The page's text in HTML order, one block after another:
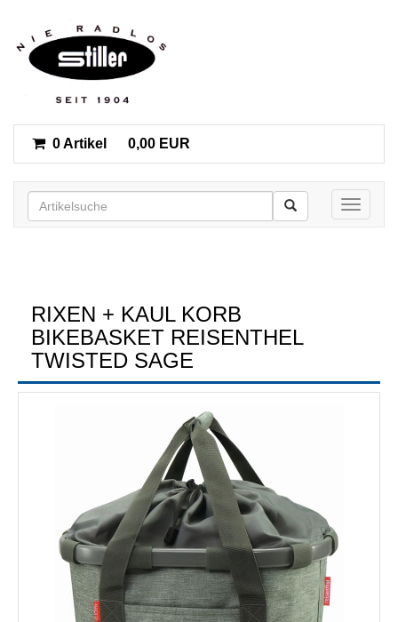
0 Artikel 0,00 EUR
Toggle
RIXEN + KAUL KORB
BIKEBASKET REISENTHEL
TWISTED SAGE